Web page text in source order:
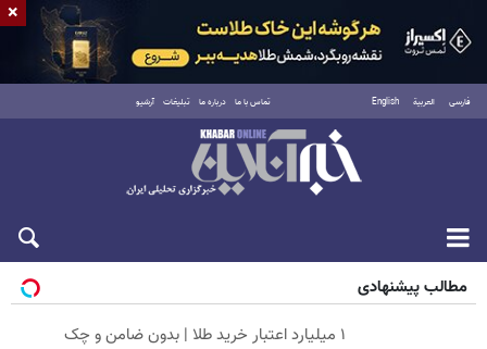
فارسی العربية English تماس با ما درباره ما تبلیغات آرشیو
پنجشنبه ۱۵ مرداد ۱۴۰۵
مطالب پیشنهادی
۱ میلیارد اعتبار خرید طلا | بدون ضامن و چک
×